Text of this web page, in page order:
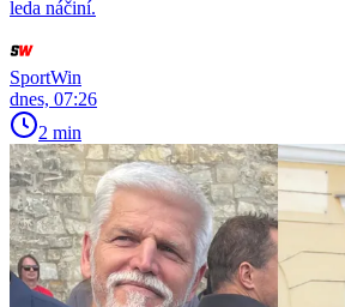
leda náčiní.
SportWin
dnes, 07:26
2 min